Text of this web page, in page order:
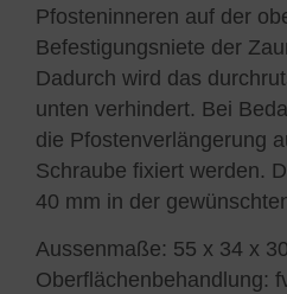
Pfosteninneren auf der
Befestigungsniete der
Dadurch wird das
unten verhindert. Bei
die Pfostenverlängerung
Schraube fixiert werden.
40 mm in der
Aussenmaße: 55 x 34 x
Oberflächenbehandlung: